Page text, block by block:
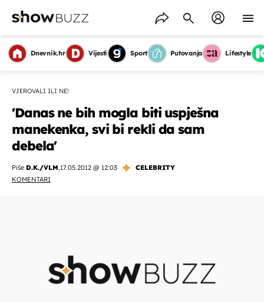
Dnevnik.hr Vijesti Sport Putovanja Lifestyle
VJEROVALI ILI NE!
'Danas ne bih mogla biti uspješna
manekenka, svi bi rekli da sam
debela'
Piše D.K./VLM,17.05.2012 @ 12:03
CELEBRITY
KOMENTARI